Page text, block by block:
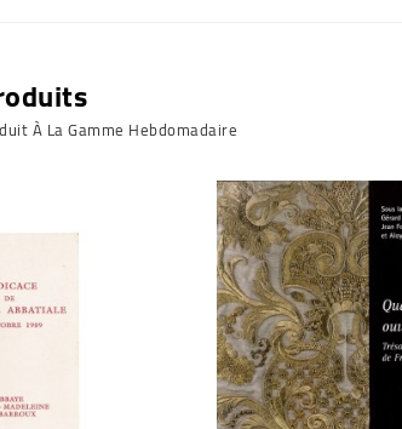
À La Gamme Hebdomadaire